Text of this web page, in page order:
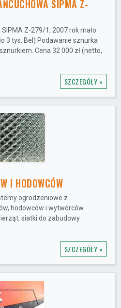
SIPMA Z-
Z-279/1, 2007 rok mało
3 tys. Bel) Podawanie sznurka
Cena 32 000 zł (netto,
SZCZEGÓŁY »
I HODOWCÓW
ogrodzeniowe z
hodowców i wytwórców
siatki do zabudowy
SZCZEGÓŁY »